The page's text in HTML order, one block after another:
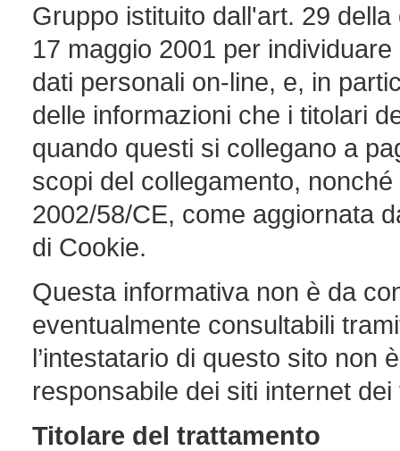
Gruppo istituito dall'art. 29
17 maggio 2001 per
dati personali on-line, e, in
delle informazioni che i titolari
quando questi si collegano a
scopi del collegamento,
2002/58/CE, come aggiornata
di Cookie.
Questa informativa non è da
eventualmente consultabili
l’intestatario di questo sito non
responsabile dei siti internet dei
Titolare del trattamento